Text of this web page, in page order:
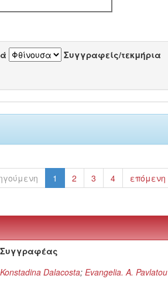
Συγγραφείς/τεκμήρια
1 2 3 4 επόμενη
Συγγραφέας
Konstadina Dalacosta;Evangelia. A. Pavlatou